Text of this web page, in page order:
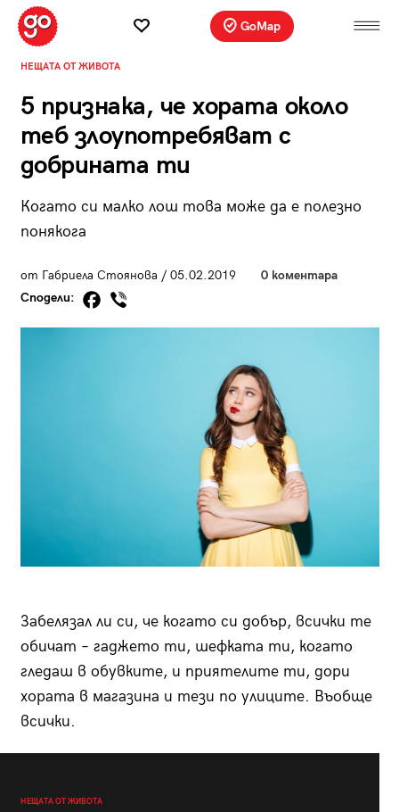
GoMap
НЕЩАТА ОТ ЖИВОТА
5 признака, че хората около
теб злоупотребяват с
добрината ти
Когато си малко лош това може да е полезно
понякога
от Габриела Стоянова / 05.02.2019
0 коментара
Сподели:
Забелязал ли си, че когато си добър, всички те
обичат – гаджето ти, шефката ти, когато
гледаш в обувките, и приятелите ти, дори
хората в магазина и тези по улиците. Въобще
всички.
НЕЩАТА ОТ ЖИВОТА